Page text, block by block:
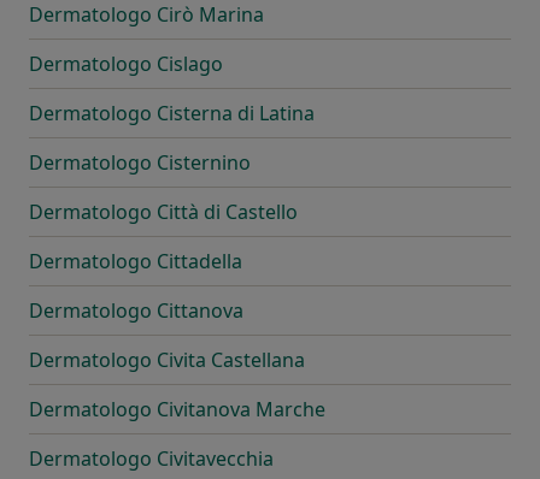
Dermatologo Cirò Marina
Dermatologo Cislago
Dermatologo Cisterna di Latina
Dermatologo Cisternino
Dermatologo Città di Castello
Dermatologo Cittadella
Dermatologo Cittanova
Dermatologo Civita Castellana
Dermatologo Civitanova Marche
Dermatologo Civitavecchia